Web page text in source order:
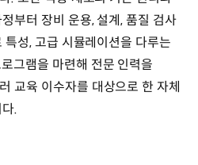
부터 장비 운용, 설계, 품질 검사
성, 고급 시뮬레이션을 다루는
그램을 마련해 전문 인력을
교육 이수자를 대상으로 한 자체
.